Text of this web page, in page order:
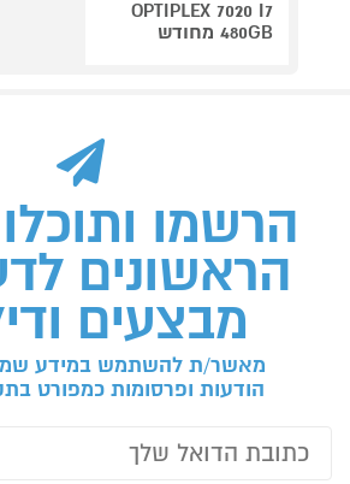
OPTIPLEX 7020 I7
480GB מחודש
הרשמו
הראשונים
מבצעים
מאשר/ת להשתמש במידע
הודעות ופרסומות כמפורט